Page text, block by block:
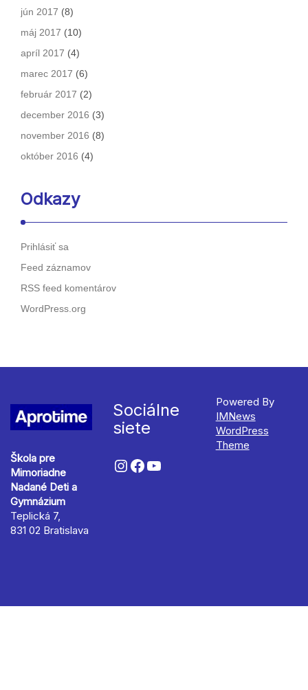
jún 2017 (8)
máj 2017 (10)
apríl 2017 (4)
marec 2017 (6)
február 2017 (2)
december 2016 (3)
november 2016 (8)
október 2016 (4)
Odkazy
Prihlásiť sa
Feed záznamov
RSS feed komentárov
WordPress.org
Škola pre
Mimoriadne
Nadané Deti a
Gymnázium
Teplická 7,
831 02 Bratislava
Sociálne
siete
Powered By
IMNews
WordPress
Theme